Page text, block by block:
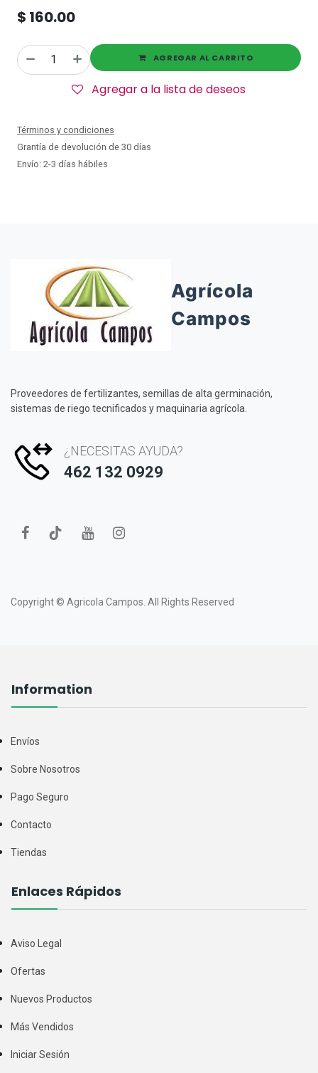
$ 160.00
AGREGAR AL CARRITO
Agregar a la lista de deseos
Términos y condiciones
Grantía de devolución de 30 días
Envío: 2-3 días hábiles
Agrícola
Campos
Proveedores de fertilizantes, semillas de alta germinación,
sistemas de riego tecnificados y maquinaria agrícola.
¿NECESITAS AYUDA?
462 132 0929
Copyright © Agricola Campos. All Rights Reserved
Information
Envíos
Sobre Nosotros
Pago Seguro
Contacto
Tiendas
Enlaces Rápidos
Aviso Legal
Ofertas
Nuevos Productos
Más Vendidos
Iniciar Sesión